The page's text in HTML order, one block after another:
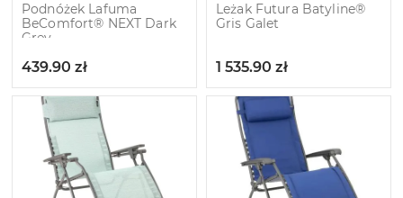
Podnóżek Lafuma
BeComfort® NEXT Dark
Grey
439.90 zł
Leżak Futura Batyline®
Gris Galet
1 535.90 zł